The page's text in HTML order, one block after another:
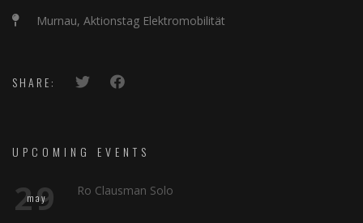
Murnau, Aktionstag Elektromobilität
SHARE:
UPCOMING EVENTS
29
may Ro Clausman Solo